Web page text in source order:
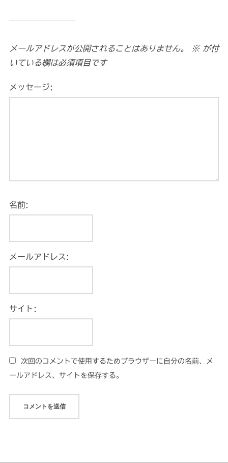
メールアドレスが公開されることはありません。 ※が付
いている欄は必須項目です
メッセージ:
名前:
メールアドレス:
サイト:
次回のコメントで使用するためブラウザーに自分の名前、メ
ールアドレス、サイトを保存する。